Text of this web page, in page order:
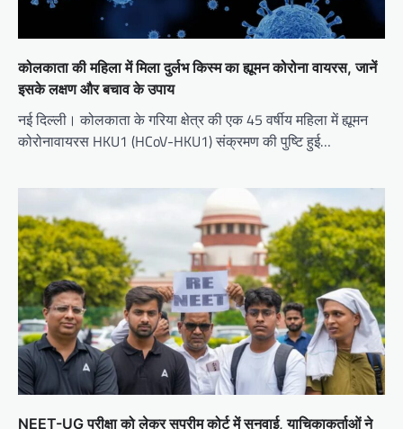
कोलकाता की महिला में मिला दुर्लभ किस्म का ह्यूमन कोरोना वायरस, जानें
इसके लक्षण और बचाव के उपाय
नई दिल्ली। कोलकाता के गरिया क्षेत्र की एक 45 वर्षीय महिला में ह्यूमन
कोरोनावायरस HKU1 (HCoV-HKU1) संक्रमण की पुष्टि हुई…
NEET-UG परीक्षा को लेकर सुप्रीम कोर्ट में सुनवाई, याचिकाकर्ताओं ने